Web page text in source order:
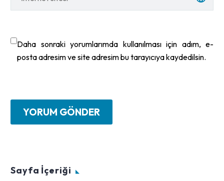
Daha sonraki yorumlarımda kullanılması için adım, e-
posta adresim ve site adresim bu tarayıcıya kaydedilsin.
YORUM GÖNDER
Sayfa İçeriği